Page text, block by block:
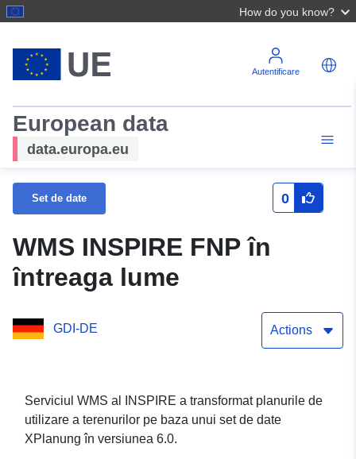
How do you know?
Autentificare
European data
data.europa.eu
Set de date 0
WMS INSPIRE FNP în
întreaga lume
GDI-DE Actions
Serviciul WMS al INSPIRE a transformat planurile de
utilizare a terenurilor pe baza unui set de date
XPlanung în versiunea 6.0.